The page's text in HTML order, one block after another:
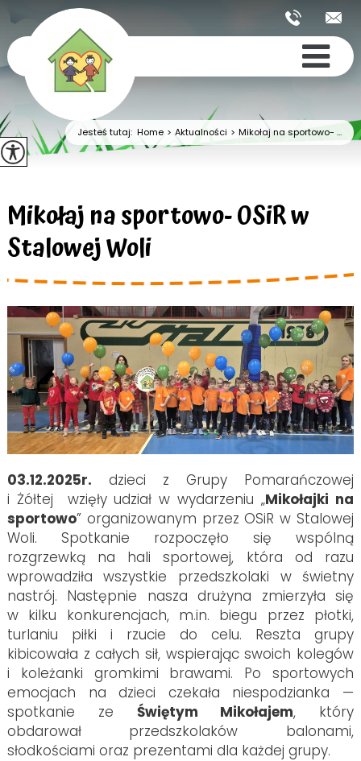
Jesteś tutaj:Home > Aktualności > Mikołaj na sportowo- ...
Mikołaj na sportowo- OSiR w
Stalowej Woli
03.12.2025r. dzieci z Grupy Pomarańczowej
i Żółtej wzięły udział w wydarzeniu „Mikołajki na
sportowo” organizowanym przez OSiR w Stalowej
Woli. Spotkanie rozpoczęło się wspólną
rozgrzewką na hali sportowej, która od razu
wprowadziła wszystkie przedszkolaki w świetny
nastrój. Następnie nasza drużyna zmierzyła się
w kilku konkurencjach, m.in. biegu przez płotki,
turlaniu piłki i rzucie do celu. Reszta grupy
kibicowała z całych sił, wspierając swoich kolegów
i koleżanki gromkimi brawami. Po sportowych
emocjach na dzieci czekała niespodzianka —
spotkanie ze Świętym Mikołajem, który
obdarował przedszkolaków balonami,
słodkościami oraz prezentami dla każdej grupy.